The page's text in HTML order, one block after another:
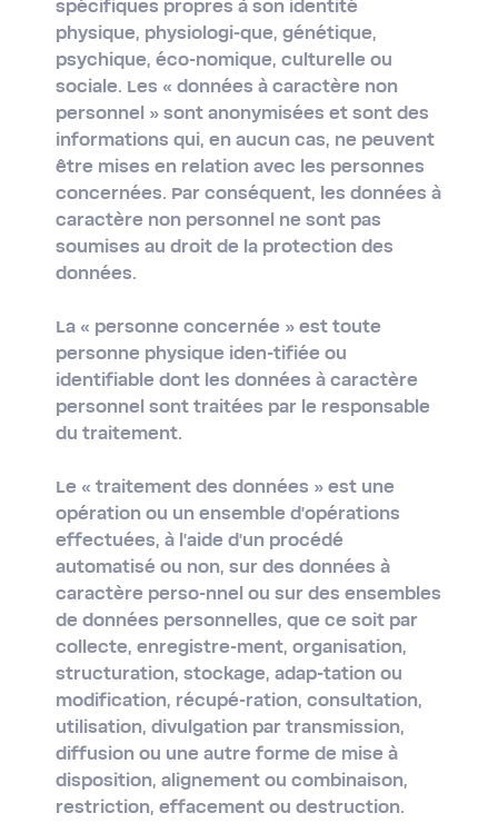
spécifiques propres à son identité
physique, physiologi-que, génétique,
psychique, éco-nomique, culturelle ou
sociale. Les « données à caractère non
personnel » sont anonymisées et sont des
informations qui, en aucun cas, ne peuvent
être mises en relation avec les personnes
concernées. Par conséquent, les données à
caractère non personnel ne sont pas
soumises au droit de la protection des
données.
La « personne concernée » est toute
personne physique iden-tifiée ou
identifiable dont les données à caractère
personnel sont traitées par le responsable
du traitement.
Le « traitement des données » est une
opération ou un ensemble d’opérations
effectuées, à l'aide d'un procédé
automatisé ou non, sur des données à
caractère perso-nnel ou sur des ensembles
de données personnelles, que ce soit par
collecte, enregistre-ment, organisation,
structuration, stockage, adap-tation ou
modification, récupé-ration, consultation,
utilisation, divulgation par transmission,
diffusion ou une autre forme de mise à
disposition, alignement ou combinaison,
restriction, effacement ou destruction.